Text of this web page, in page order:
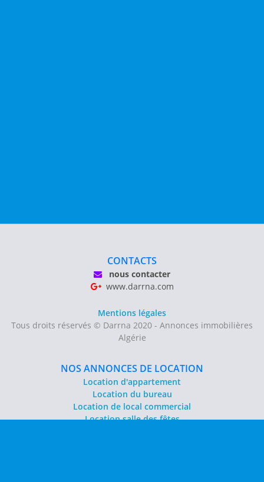
CONTACTS
nous contacter
www.darrna.com
Mentions légales
Tous droits réservés © Darrna 2020 - Annonces immobilières
Algérie
NOS ANNONCES DE LOCATION
Location d'appartement
Location du bureau
Location de local commercial
Location salle des fêtes